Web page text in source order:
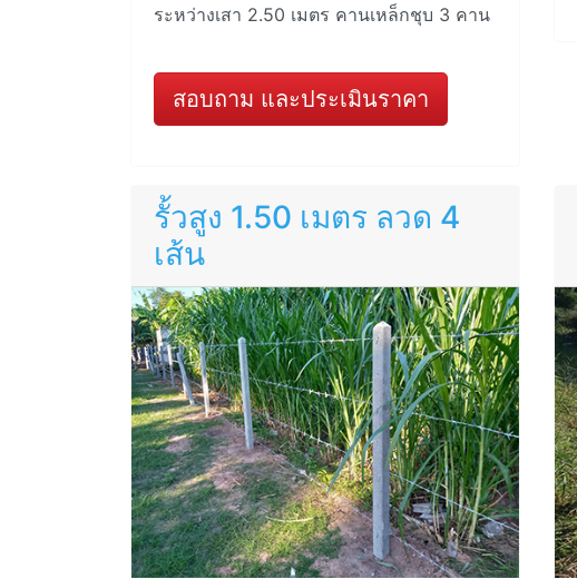
ระหว่างเสา 2.50 เมตร คานเหล็กชุบ 3 คาน
สอบถาม และประเมินราคา
รั้วสูง 1.50 เมตร ลวด 4
เส้น